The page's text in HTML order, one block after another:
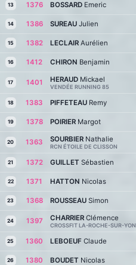
13 1376 BOSSARD Emeric
14 1386 SUREAU Julien
15 1382 LECLAIR Aurélien
16 1412 CHIRON Benjamin
17 1401 HERAUD Mickael
VENDÉE RUNNING 85
18 1383 PIFFETEAU Remy
19 1378 POIRIER Margot
20 1363 SOURBIER Nathalie
RCN ÉTOILE DE CLISSON
21 1372 GUILLET Sébastien
22 1371 HATTON Nicolas
23 1368 ROUSSEAU Simon
24 1397 CHARRIER Clémence
CROSSFIT LA-ROCHE-SUR-YON
25 1360 LEBOEUF Claude
26 1380 BOUDET Nicolas